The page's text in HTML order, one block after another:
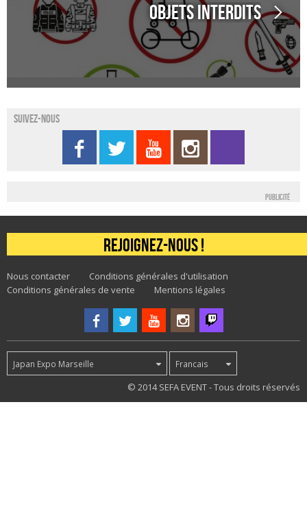
Objets interdits
Suivez-nous
Publicité
Rejoignez-nous !
Nous contacter
Conditions générales d'utilisation
Conditions générales de vente
Mentions légales
Japan Expo Marseille Francais
© 2014 SEFA EVENT - Tous droits réservés